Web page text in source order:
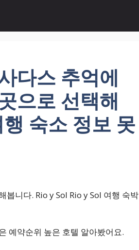
다스 추억에
으로 선택해
숙소 정보 못
봅니다. Rio y Sol Rio y Sol 여행 숙박
예약순위 높은 호텔 알아봤어요.